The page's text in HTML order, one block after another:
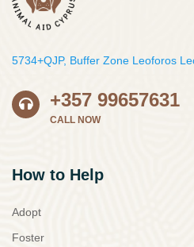
5734+QJP, Buffer Zone Leoforos
+357 99657631
CALL NOW
How to Help
Adopt
Foster